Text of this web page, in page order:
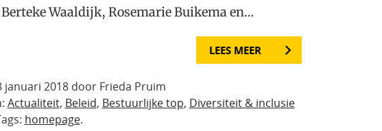
Waaldijk, Rosemarie Buikema en…
LEES MEER
januari 2018 door Frieda Pruim
Actualiteit, Beleid, Bestuurlijke top, Diversiteit & inclusie
homepage.